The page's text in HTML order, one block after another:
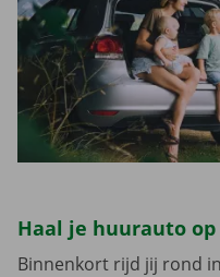
Haal je huurauto op
Binnenkort rijd jij rond